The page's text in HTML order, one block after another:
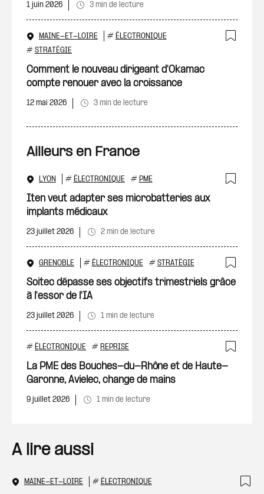
1 juin 2026 3 min de lecture
MAINE-ET-LOIRE # ÉLECTRONIQUE
# STRATÉGIE
Comment le nouveau dirigeant d'Okamac
compte renouer avec la croissance
12 mai 2026 3 min de lecture
Ailleurs en France
LYON # ÉLECTRONIQUE # PME
Iten veut adapter ses microbatteries aux
implants médicaux
23 juillet 2026 2 min de lecture
GRENOBLE # ÉLECTRONIQUE # STRATÉGIE
Soitec dépasse ses objectifs trimestriels grâce
à l'essor de l'IA
23 juillet 2026 1 min de lecture
# ÉLECTRONIQUE # REPRISE
La PME des Bouches-du-Rhône et de Haute-
Garonne, Avielec, change de mains
9 juillet 2026 1 min de lecture
A lire aussi
MAINE-ET-LOIRE # ÉLECTRONIQUE